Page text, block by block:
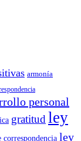
armonía
personal
gratitud ley
correspondencia ley